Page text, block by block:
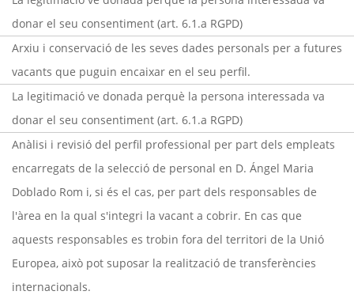
donar el seu consentiment (art. 6.1.a RGPD)
Arxiu i conservació de les seves dades personals per a futures
vacants que puguin encaixar en el seu perfil.
La legitimació ve donada perquè la persona interessada va
donar el seu consentiment (art. 6.1.a RGPD)
Anàlisi i revisió del perfil professional per part dels empleats
encarregats de la selecció de personal en D. Ángel Maria
Doblado Rom i, si és el cas, per part dels responsables de
l'àrea en la qual s'integri la vacant a cobrir. En cas que
aquests responsables es trobin fora del territori de la Unió
Europea, això pot suposar la realització de transferències
internacionals.